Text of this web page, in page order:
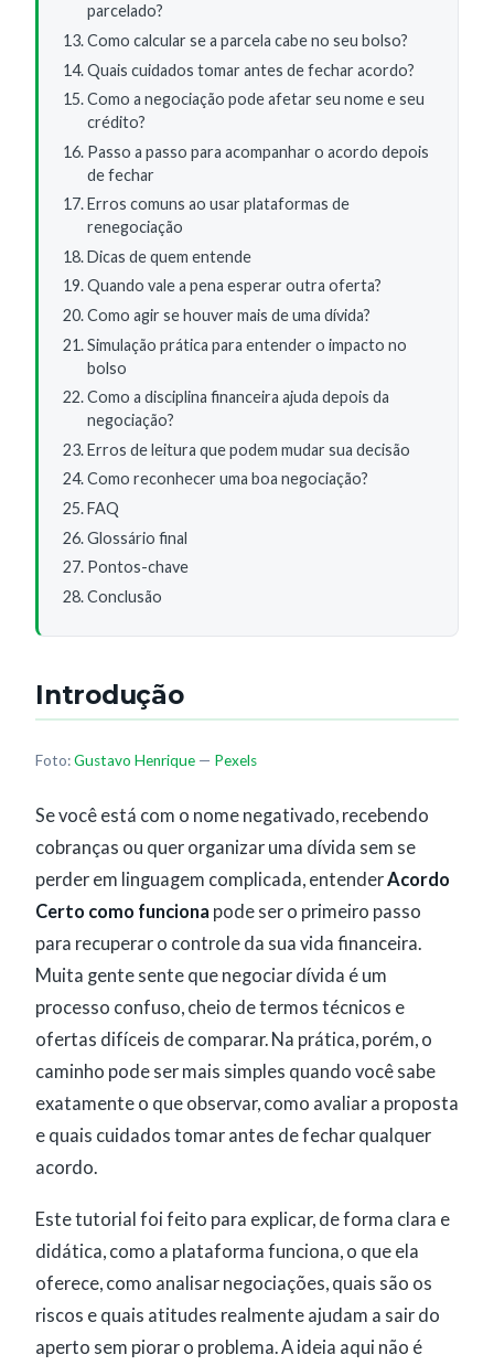
parcelado?
Como calcular se a parcela cabe no seu bolso?
Quais cuidados tomar antes de fechar acordo?
Como a negociação pode afetar seu nome e seu
crédito?
Passo a passo para acompanhar o acordo depois
de fechar
Erros comuns ao usar plataformas de
renegociação
Dicas de quem entende
Quando vale a pena esperar outra oferta?
Como agir se houver mais de uma dívida?
Simulação prática para entender o impacto no
bolso
Como a disciplina financeira ajuda depois da
negociação?
Erros de leitura que podem mudar sua decisão
Como reconhecer uma boa negociação?
FAQ
Glossário final
Pontos-chave
Conclusão
Introdução
Foto:Gustavo Henrique — Pexels
Se você está com o nome negativado, recebendo
cobranças ou quer organizar uma dívida sem se
perder em linguagem complicada, entenderAcordo
Certo como funciona pode ser o primeiro passo
para recuperar o controle da sua vida financeira.
Muita gente sente que negociar dívida é um
processo confuso, cheio de termos técnicos e
ofertas difíceis de comparar. Na prática, porém, o
caminho pode ser mais simples quando você sabe
exatamente o que observar, como avaliar a proposta
e quais cuidados tomar antes de fechar qualquer
acordo.
Este tutorial foi feito para explicar, de forma clara e
didática, como a plataforma funciona, o que ela
oferece, como analisar negociações, quais são os
riscos e quais atitudes realmente ajudam a sair do
aperto sem piorar o problema. A ideia aqui não é